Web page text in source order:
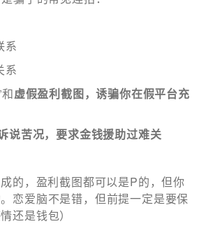
及福利
系
系
虚假盈利截图，诱骗你在假平台充
说苦况，要求金钱援助过难关
的，盈利截图都可以是P的，但你
恋爱脑不是错，但前提一定是要保
还是钱包）